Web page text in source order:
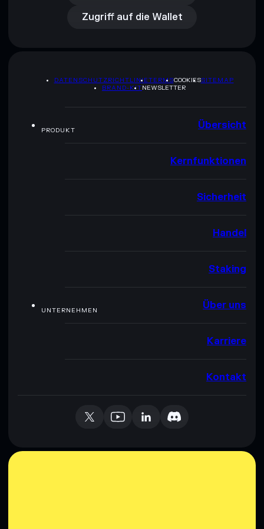
Zugriff auf die Wallet
DATENSCHUTZRICHTLINIETERMSCOOKIESSITEMAP
BRAND-KITNEWSLETTER
PRODUKT Übersicht
Kernfunktionen
Sicherheit
Handel
Staking
UNTERNEHMEN Über uns
Karriere
Kontakt